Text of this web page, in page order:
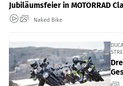
Jubiläumsfeier in MOTORRAD
Naked Bike